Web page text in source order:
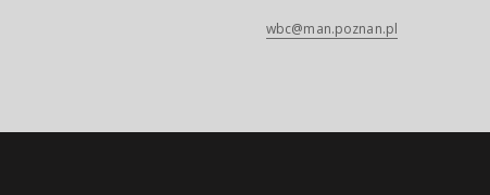
wbc@man.poznan.pl